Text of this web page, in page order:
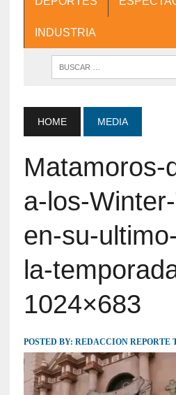
INDUSTRIA
HOME MEDIA
Matamoros-
a-los-
en-su-
la-
1024×683
POSTED BY: REDACCION REPORTE